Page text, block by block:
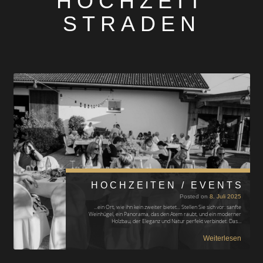
STRADEN
HOCHZEITEN / EVENTS
Posted on 8. Juli 2025
...ein Ort, wie ihn kein zweiter bietet... Stellen Sie sich vor: sanfte
Weinhügel, ein Panorama, das den Atem raubt, und ein moderner
Holzbau, der Eleganz und Natur perfekt verbindet. Das…
Weiterlesen